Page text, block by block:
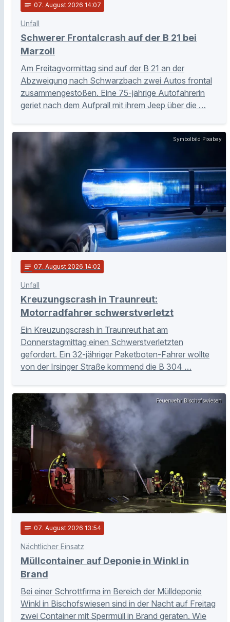
notes 07. August 2026 14:07
Unfall
Schwerer Frontalcrash auf der B 21 bei
Marzoll
Am Freitagvormittag sind auf der B 21 an der
Abzweigung nach Schwarzbach zwei Autos frontal
zusammengestoßen. Eine 75-jährige Autofahrerin
geriet nach dem Aufprall mit ihrem Jeep über die …
Symbolbild Pixabay
notes 07. August 2026 14:02
Unfall
Kreuzungscrash in Traunreut:
Motorradfahrer schwerstverletzt
Ein Kreuzungscrash in Traunreut hat am
Donnerstagmittag einen Schwerstverletzten
gefordert. Ein 32-jähriger Paketboten-Fahrer wollte
von der Irsinger Straße kommend die B 304 …
Feuerwehr Bischofswiesen
notes 07. August 2026 13:54
Nächtlicher Einsatz
Müllcontainer auf Deponie in Winkl in
Brand
Bei einer Schrottfirma im Bereich der Mülldeponie
Winkl in Bischofswiesen sind in der Nacht auf Freitag
zwei Container mit Sperrmüll in Brand geraten. Wie